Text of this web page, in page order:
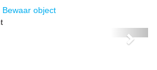
Bewaar object
Next